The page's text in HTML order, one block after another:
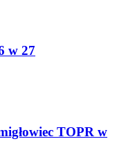
w 27
TOPR w